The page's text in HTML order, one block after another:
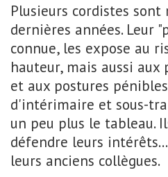
Plusieurs cordistes
dernières années. Leur
connue, les expose au
hauteur, mais aussi
et aux postures
d'intérimaire et sous-
un peu plus le tableau.
défendre leurs
leurs anciens collègues.